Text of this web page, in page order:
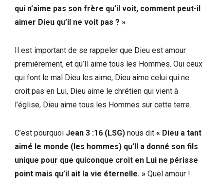
qui n’aime pas son frère qu’il voit, comment peut-il
aimer Dieu qu’il ne voit pas ? »
Il est important de se rappeler que Dieu est amour
premièrement, et qu’Il aime tous les Hommes. Oui ceux
qui font le mal Dieu les aime, Dieu aime celui qui ne
croit pas en Lui, Dieu aime le chrétien qui vient à
l’église, Dieu aime tous les Hommes sur cette terre.
C’est pourquoi Jean 3 :16 (LSG) nous dit « Dieu a tant
aimé le monde (les hommes) qu’Il a donné son fils
unique pour que quiconque croit en Lui ne périsse
point mais qu’il ait la vie éternelle. » Quel amour !